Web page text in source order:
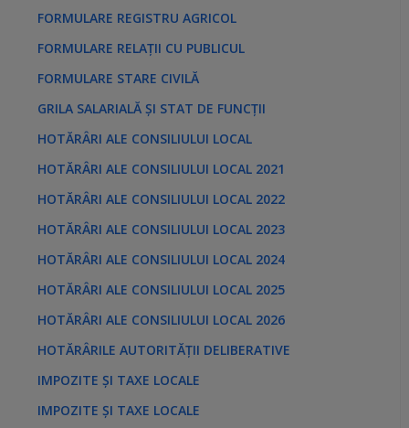
FORMULARE REGISTRU AGRICOL
FORMULARE RELAȚII CU PUBLICUL
FORMULARE STARE CIVILĂ
GRILA SALARIALĂ ȘI STAT DE FUNCȚII
HOTĂRÂRI ALE CONSILIULUI LOCAL
HOTĂRÂRI ALE CONSILIULUI LOCAL 2021
HOTĂRÂRI ALE CONSILIULUI LOCAL 2022
HOTĂRÂRI ALE CONSILIULUI LOCAL 2023
HOTĂRÂRI ALE CONSILIULUI LOCAL 2024
HOTĂRÂRI ALE CONSILIULUI LOCAL 2025
HOTĂRÂRI ALE CONSILIULUI LOCAL 2026
HOTĂRÂRILE AUTORITĂȚII DELIBERATIVE
IMPOZITE ȘI TAXE LOCALE
IMPOZITE ȘI TAXE LOCALE